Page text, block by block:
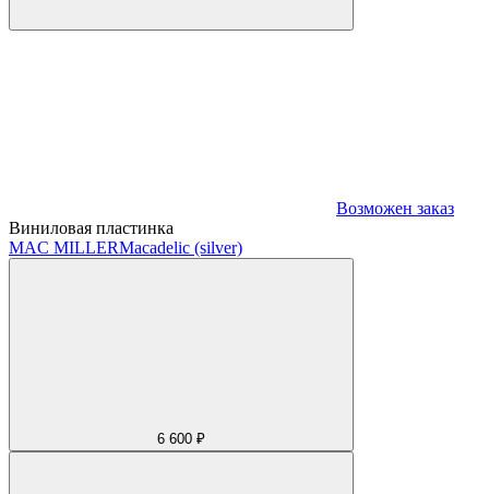
Возможен заказ
Виниловая пластинка
MAC MILLERMacadelic (silver)
6 600 ₽